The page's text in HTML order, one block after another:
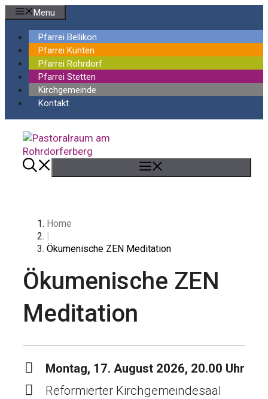
Springe
Inhalt
Menu
Pfarrei Bellikon
Pfarrei Künten
Pfarrei Rohrdorf
Pfarrei Stetten
Kirchgemeinde
Kontakt
Home
|
Ökumenische ZEN Meditation
Ökumenische ZEN
Meditation
Montag, 17. August 2026, 20.00 Uhr
Reformierter Kirchgemeindesaal